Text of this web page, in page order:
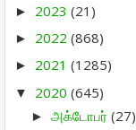
► 2023 (21)
► 2022 (868)
► 2021 (1285)
▼ 2020 (645)
► அக்டோபர் (27)